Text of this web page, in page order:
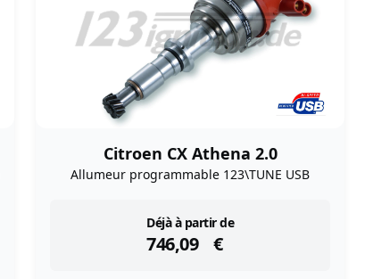
Citroen CX Athena 2.0
Allumeur programmable 123\TUNE USB
Déjà à partir de
746,09 €
instock